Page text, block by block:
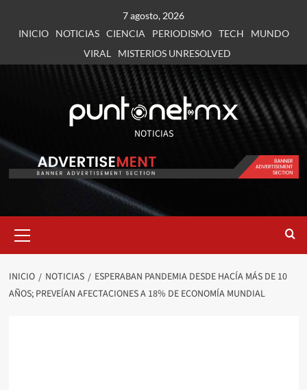
7 agosto, 2026
INICIO
NOTICIAS CIENCIA PERIODISMO TECH
MUNDO
VIRAL
MISTERIOS UNRESOLVED
NOTICIAS
INICIO NOTICIAS
ESPERABAN PANDEMIA DESDE HACÍA MÁS DE 10
AÑOS; PREVEÍAN AFECTACIONES A 18% DE ECONOMÍA MUNDIAL